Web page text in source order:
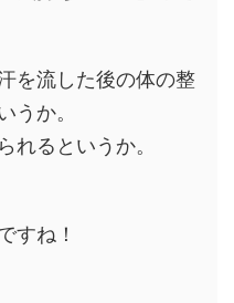
を流した後の体の整
うか。
れるというか。
すね！